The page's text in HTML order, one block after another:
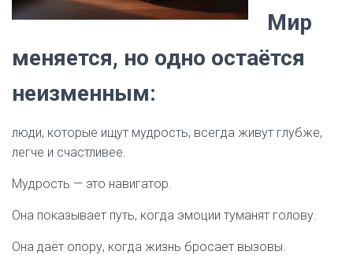
Мир
меняется, но одно остаётся
неизменным:
люди, которые ищут мудрость, всегда живут глубже,
легче и счастливее.
Мудрость — это навигатор.
Она показывает путь, когда эмоции туманят голову.
Она даёт опору, когда жизнь бросает вызовы.